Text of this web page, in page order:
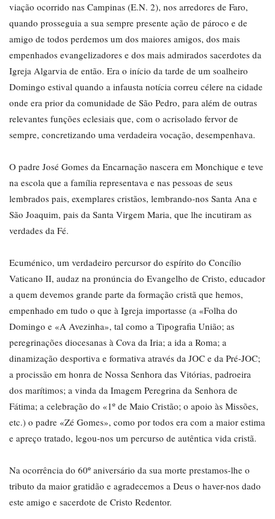
viação ocorrido nas Campinas (E.N. 2), nos arredores de Faro,
quando prosseguia a sua sempre presente ação de pároco e de
amigo de todos perdemos um dos maiores amigos, dos mais
empenhados evangelizadores e dos mais admirados sacerdotes da
Igreja Algarvia de então. Era o início da tarde de um soalheiro
Domingo estival quando a infausta notícia correu célere na cidade
onde era prior da comunidade de São Pedro, para além de outras
relevantes funções eclesiais que, com o acrisolado fervor de
sempre, concretizando uma verdadeira vocação, desempenhava.
O padre José Gomes da Encarnação nascera em Monchique e teve
na escola que a família representava e nas pessoas de seus
lembrados pais, exemplares cristãos, lembrando-nos Santa Ana e
São Joaquim, pais da Santa Virgem Maria, que lhe incutiram as
verdades da Fé.
Ecuménico, um verdadeiro percursor do espírito do Concílio
Vaticano II, audaz na pronúncia do Evangelho de Cristo, educador
a quem devemos grande parte da formação cristã que hemos,
empenhado em tudo o que à Igreja importasse (a «Folha do
Domingo e «A Avezinha», tal como a Tipografia União; as
peregrinações diocesanas à Cova da Iria; a ida a Roma; a
dinamização desportiva e formativa através da JOC e da Pré-JOC;
a procissão em honra de Nossa Senhora das Vitórias, padroeira
dos marítimos; a vinda da Imagem Peregrina da Senhora de
Fátima; a celebração do «1º de Maio Cristão; o apoio às Missões,
etc.) o padre «Zé Gomes», como por todos era com a maior estima
e apreço tratado, legou-nos um percurso de autêntica vida cristã.
Na ocorrência do 60º aniversário da sua morte prestamos-lhe o
tributo da maior gratidão e agradecemos a Deus o haver-nos dado
este amigo e sacerdote de Cristo Redentor.